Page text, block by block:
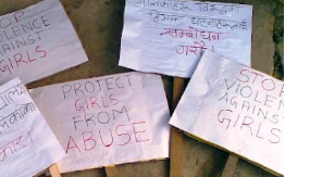
भयो… हम्बर्ट सयनकक्ष मा पनि सार्लटलाई
हम्बर्ट बिच झगडा… सार्लट को गाडि
र हम्बर्ट सँगै… यस्तै यस्तै कथा सँगै
तपाईलाई रेडियोवाचनमा, लोलिता को
आशा मा रहेकाछौँ ।